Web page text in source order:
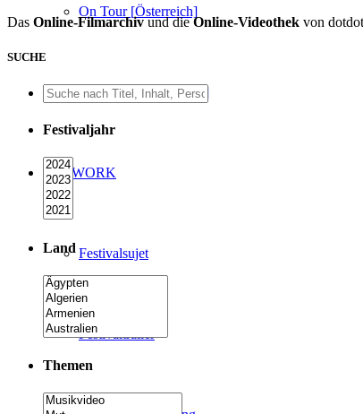
On Tour [Österreich]
A Film A Day [Online]
ARTWORK
Festivalsujet
Festivaltrailer
Das Online-Filmarchivund dieOnline-Videothek von
SUCHE
Festivaljahr
Land
Themen